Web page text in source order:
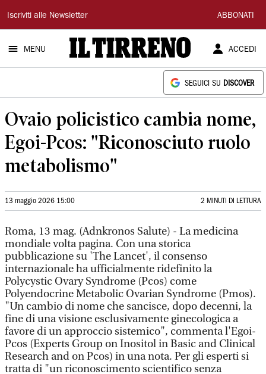
Il
Tirreno
Iscriviti alle Newsletter ABBONATI
MENU ACCEDI
SEGUICI SU DISCOVER
Ovaio policistico cambia nome,
Egoi-Pcos: "Riconosciuto ruolo
metabolismo"
13 maggio 2026 15:00 2 MINUTI DI LETTURA
Roma, 13 mag. (Adnkronos Salute) - La medicina
mondiale volta pagina. Con una storica
pubblicazione su 'The Lancet', il consenso
internazionale ha ufficialmente ridefinito la
Polycystic Ovary Syndrome (Pcos) come
Polyendocrine Metabolic Ovarian Syndrome (Pmos).
"Un cambio di nome che sancisce, dopo decenni, la
fine di una visione esclusivamente ginecologica a
favore di un approccio sistemico", commenta l'Egoi-
Pcos (Experts Group on Inositol in Basic and Clinical
Research and on Pcos) in una nota. Per gli esperti si
tratta di "un riconoscimento scientifico senza